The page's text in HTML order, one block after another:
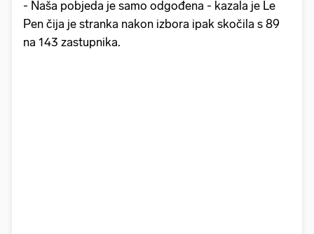
- Naša pobjeda je samo odgođena - kazala je Le
Pen čija je stranka nakon izbora ipak skočila s 89
na 143 zastupnika.